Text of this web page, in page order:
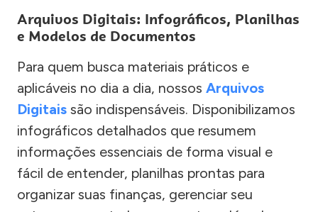
Arquivos Digitais: Infográficos, Planilhas
e Modelos de Documentos
Para quem busca materiais práticos e
aplicáveis no dia a dia, nossos Arquivos
Digitais são indispensáveis. Disponibilizamos
infográficos detalhados que resumem
informações essenciais de forma visual e
fácil de entender, planilhas prontas para
organizar suas finanças, gerenciar seu